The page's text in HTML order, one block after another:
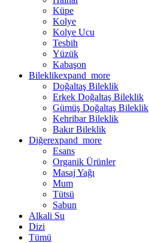
Küpe
Kolye
Kolye Ucu
Tesbih
Yüzük
Kabaşon
Bileklikexpand_more
Doğaltaş Bileklik
Erkek Doğaltaş Bileklik
Gümüş Doğaltaş Bileklik
Kehribar Bileklik
Bakır Bileklik
Diğerexpand_more
Esans
Organik Ürünler
Masaj Yağı
Mum
Tütsü
Sabun
Alkali Su
Dizi
Tümü